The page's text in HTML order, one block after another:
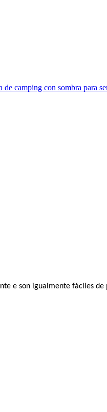
e son igualmente fáciles